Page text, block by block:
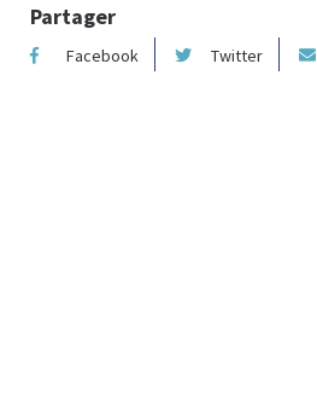
Partager
Facebook Twitter